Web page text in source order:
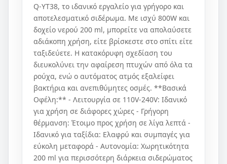
Q-YT38, το ιδανικό εργαλείο για γρήγορο και
αποτελεσματικό σιδέρωμα. Με ισχύ 800W και
δοχείο νερού 200 ml, μπορείτε να απολαύσετε
αδιάκοπη χρήση, είτε βρίσκεστε στο σπίτι είτε
ταξιδεύετε. Η κατακόρυφη σχεδίαση του
διευκολύνει την αφαίρεση πτυχών από όλα τα
ρούχα, ενώ ο αυτόματος ατμός εξαλείφει
βακτήρια και ανεπιθύμητες οσμές. **Βασικά
Οφέλη:** - Λειτουργία σε 110V-240V: Ιδανικό
για χρήση σε διάφορες χώρες - Γρήγορη
θέρμανση: Έτοιμο προς χρήση σε λίγα λεπτά -
Ιδανικό για ταξίδια: Ελαφρύ και συμπαγές για
εύκολη μεταφορά - Αυτονομία: Χωρητικότητα
200 ml για περισσότερη διάρκεια σιδερώματος